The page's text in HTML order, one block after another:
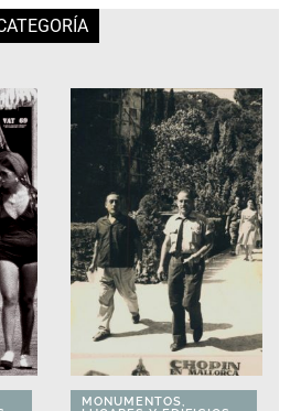
MONUMENTOS,